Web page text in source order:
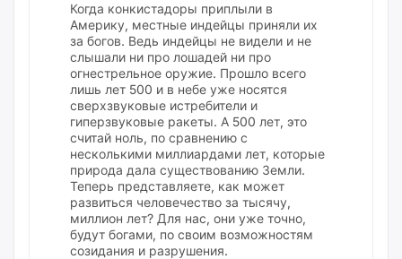
Когда конкистадоры приплыли в
Америку, местные индейцы приняли их
за богов. Ведь индейцы не видели и не
слышали ни про лошадей ни про
огнестрельное оружие. Прошло всего
лишь лет 500 и в небе уже носятся
сверхзвуковые истребители и
гиперзвуковые ракеты. А 500 лет, это
считай ноль, по сравнению с
несколькими миллиардами лет, которые
природа дала существованию Земли.
Теперь представляете, как может
развиться человечество за тысячу,
миллион лет? Для нас, они уже точно,
будут богами, по своим возможностям
созидания и разрушения.